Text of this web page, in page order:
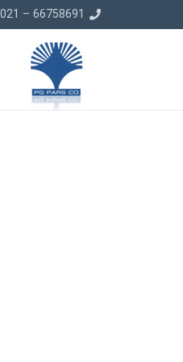
66758691 – 021 – 66758692 – 021